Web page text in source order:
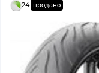
24 продано